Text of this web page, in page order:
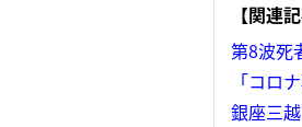
【関連
第8波死
「コロ
銀座三